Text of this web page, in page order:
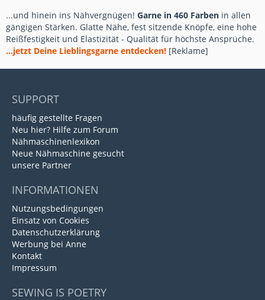
...und hinein ins Nähvergnügen! Garne in 460 Farben in allen
gängigen Stärken. Glatte Nähe, fest sitzende Knöpfe, eine hohe
Reißfestigkeit und Elastizität - Qualität für höchste Ansprüche.
...jetzt Deine Lieblingsgarne entdecken! [Reklame]
SUPPORT
häufig gestellte Fragen
Neu hier? Hilfe zum Forum
Nähmaschinenlexikon
Neue Nähmaschine gesucht
unsere Partner
INFORMATIONEN
Nutzungsbedingungen
Einsatz von Cookies
Datenschutzerklärung
Werbung bei Anne
Kontakt
Impressum
SEWING IS POETRY